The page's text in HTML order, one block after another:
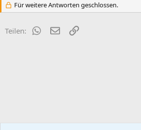
Für weitere Antworten geschlossen.
Teilen: WhatsApp
E-MailLink